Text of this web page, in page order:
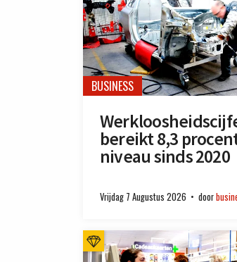
BUSINESS
bereikt 8,3
niveau sinds 2020
Vrijdag 7 Augustus 2026 door